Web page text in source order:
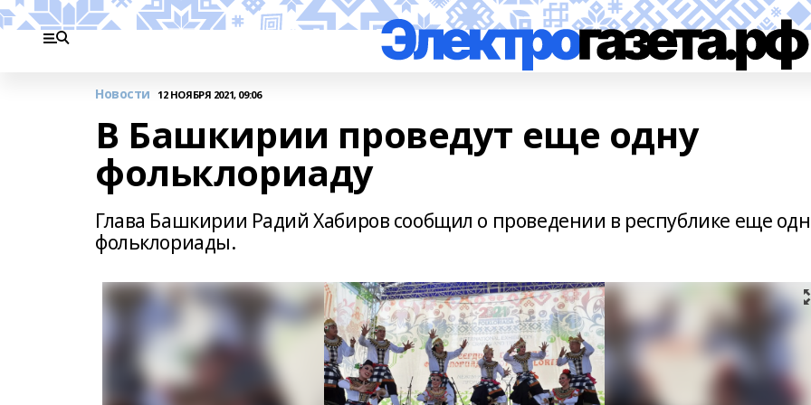
Новости 12 НОЯБРЯ 2021, 09:06
В Башкирии проведут еще одну
фольклориаду
Глава Башкирии Радий Хабиров сообщил о проведении в республике еще
фольклориады.